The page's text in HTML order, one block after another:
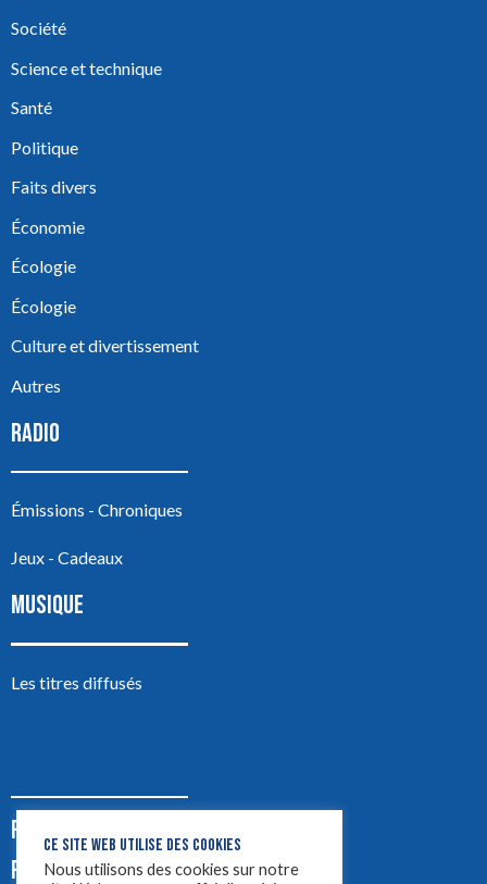
Société
Science et technique
Santé
Politique
Faits divers
Économie
Écologie
Écologie
Culture et divertissement
Autres
RADIO
Émissions - Chroniques
Jeux - Cadeaux
MUSIQUE
Les titres diffusés
PODCASTS
PUB
CE SITE WEB UTILISE DES COOKIES
Nous utilisons des cookies sur notre